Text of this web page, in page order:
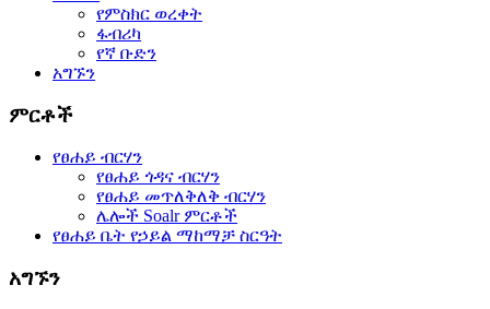
የምስክር ወረቀት
ፋብሪካ
የኛ ቡድን
አግኙን
ምርቶች
የፀሐይ ብርሃን
የፀሐይ ጎዳና ብርሃን
የፀሐይ መጥለቅለቅ ብርሃን
ሌሎች Soalr ምርቶች
የፀሐይ ቤት የኃይል ማከማቻ ስርዓት
አግኙን